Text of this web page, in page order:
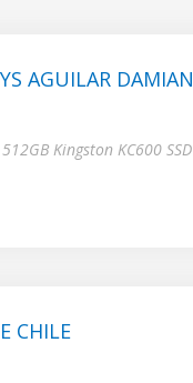
AGUILAR DAMIAN
Kingston KC600 SSD
CHILE